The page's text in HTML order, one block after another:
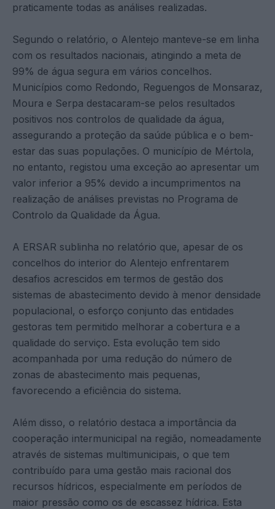
praticamente todas as análises realizadas.
Segundo o relatório, o Alentejo manteve-se em linha
com os resultados nacionais, atingindo a meta de
99% de água segura em vários concelhos.
Municípios como Redondo, Reguengos de Monsaraz,
Moura e Serpa destacaram-se pelos resultados
positivos nos controlos de qualidade da água,
assegurando a proteção da saúde pública e o bem-
estar das suas populações. O município de Mértola,
no entanto, registou uma exceção ao apresentar um
valor inferior a 95% devido a incumprimentos na
realização de análises previstas no Programa de
Controlo da Qualidade da Água.
A ERSAR sublinha no relatório que, apesar de os
concelhos do interior do Alentejo enfrentarem
desafios acrescidos em termos de gestão dos
sistemas de abastecimento devido à menor densidade
populacional, o esforço conjunto das entidades
gestoras tem permitido melhorar a cobertura e a
qualidade do serviço. Esta evolução tem sido
acompanhada por uma redução do número de
zonas de abastecimento mais pequenas,
favorecendo a eficiência do sistema.
Além disso, o relatório destaca a importância da
cooperação intermunicipal na região, nomeadamente
através de sistemas multimunicipais, o que tem
contribuído para uma gestão mais racional dos
recursos hídricos, especialmente em períodos de
maior pressão como os de escassez hídrica. Esta